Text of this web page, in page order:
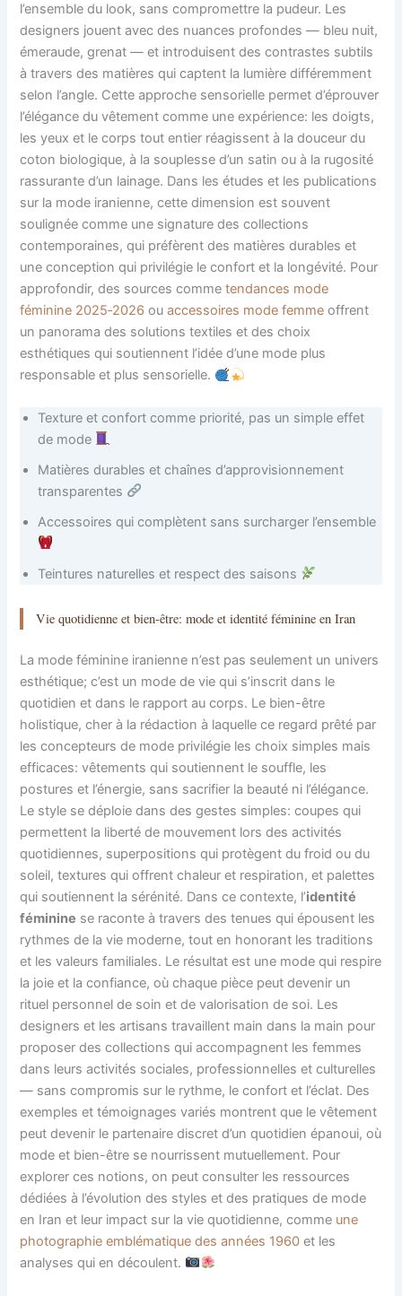
l’ensemble du look, sans compromettre la pudeur. Les
designers jouent avec des nuances profondes — bleu nuit,
émeraude, grenat — et introduisent des contrastes subtils
à travers des matières qui captent la lumière différemment
selon l’angle. Cette approche sensorielle permet d’éprouver
l’élégance du vêtement comme une expérience: les doigts,
les yeux et le corps tout entier réagissent à la douceur du
coton biologique, à la souplesse d’un satin ou à la rugosité
rassurante d’un lainage. Dans les études et les publications
sur la mode iranienne, cette dimension est souvent
soulignée comme une signature des collections
contemporaines, qui préfèrent des matières durables et
une conception qui privilégie le confort et la longévité. Pour
approfondir, des sources commetendances mode
féminine 2025‑2026 ouaccessoires mode femme offrent
un panorama des solutions textiles et des choix
esthétiques qui soutiennent l’idée d’une mode plus
responsable et plus sensorielle.
Texture et confort comme priorité, pas un simple effet
de mode
Matières durables et chaînes d’approvisionnement
transparentes
Accessoires qui complètent sans surcharger l’ensemble
Teintures naturelles et respect des saisons
Vie quotidienne et bien-être: mode et identité féminine en Iran
La mode féminine iranienne n’est pas seulement un univers
esthétique; c’est un mode de vie qui s’inscrit dans le
quotidien et dans le rapport au corps. Le bien-être
holistique, cher à la rédaction à laquelle ce regard prêté par
les concepteurs de mode privilégie les choix simples mais
efficaces: vêtements qui soutiennent le souffle, les
postures et l’énergie, sans sacrifier la beauté ni l’élégance.
Le style se déploie dans des gestes simples: coupes qui
permettent la liberté de mouvement lors des activités
quotidiennes, superpositions qui protègent du froid ou du
soleil, textures qui offrent chaleur et respiration, et palettes
qui soutiennent la sérénité. Dans ce contexte, l’identité
féminine se raconte à travers des tenues qui épousent les
rythmes de la vie moderne, tout en honorant les traditions
et les valeurs familiales. Le résultat est une mode qui respire
la joie et la confiance, où chaque pièce peut devenir un
rituel personnel de soin et de valorisation de soi. Les
designers et les artisans travaillent main dans la main pour
proposer des collections qui accompagnent les femmes
dans leurs activités sociales, professionnelles et culturelles
— sans compromis sur le rythme, le confort et l’éclat. Des
exemples et témoignages variés montrent que le vêtement
peut devenir le partenaire discret d’un quotidien épanoui, où
mode et bien-être se nourrissent mutuellement. Pour
explorer ces notions, on peut consulter les ressources
dédiées à l’évolution des styles et des pratiques de mode
en Iran et leur impact sur la vie quotidienne, comme une
photographie emblématique des années 1960 et les
analyses qui en découlent.